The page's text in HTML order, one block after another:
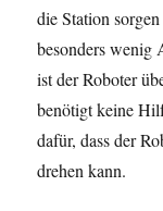
die Station
besonders wenig
ist der Roboter
benötigt keine
dafür, dass der
drehen kann.